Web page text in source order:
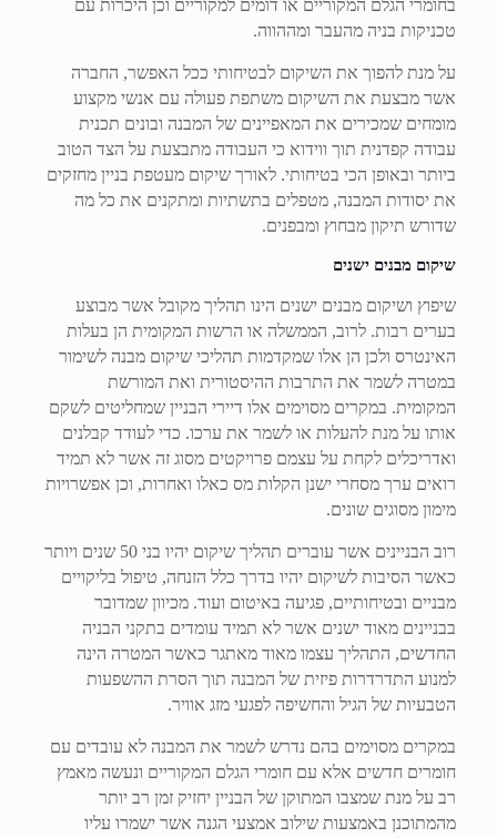
בחומרי הגלם המקוריים או דומים למקוריים וכן היכרות עם
טכניקות בניה מהעבר ומההווה.
על מנת להפוך את השיקום לבטיחותי ככל האפשר, החברה
אשר מבצעת את השיקום משתפת פעולה עם אנשי מקצוע
מומחים שמכירים את המאפיינים של המבנה ובונים תכנית
עבודה קפדנית תוך ווידוא כי העבודה מתבצעת על הצד הטוב
ביותר ובאופן הכי בטיחותי. לאורך שיקום מעטפת בניין מחזקים
את יסודות המבנה, מטפלים בתשתיות ומתקנים את כל מה
שדורש תיקון מבחוץ ומבפנים.
שיקום מבנים ישנים
שיפוץ ושיקום מבנים ישנים הינו תהליך מקובל אשר מבוצע
בערים רבות. לרוב, הממשלה או הרשות המקומית הן בעלות
האינטרס ולכן הן אלו שמקדמות תהליכי שיקום מבנה לשימור
במטרה לשמר את התרבות ההיסטורית ואת המורשת
המקומית. במקרים מסוימים אלו דיירי הבניין שמחליטים לשקם
אותו על מנת להעלות או לשמר את ערכו. כדי לעודד קבלנים
ואדריכלים לקחת על עצמם פרויקטים מסוג זה אשר לא תמיד
רואים ערך מסחרי ישנן הקלות מס כאלו ואחרות, וכן אפשרויות
מימון מסוגים שונים.
רוב הבניינים אשר עוברים תהליך שיקום יהיו בני 50 שנים ויותר
כאשר הסיבות לשיקום יהיו בדרך כלל הזנחה, טיפול בליקויים
מבניים ובטיחותיים, פגיעה באיטום ועוד. מכיוון שמדובר
בבניינים מאוד ישנים אשר לא תמיד עומדים בתקני הבניה
החדשים, התהליך עצמו מאוד מאתגר כאשר המטרה הינה
למנוע התדרדרות פיזית של המבנה תוך הסרת ההשפעות
הטבעיות של הגיל והחשיפה לפגעי מזג אוויר.
במקרים מסוימים בהם נדרש לשמר את המבנה לא עובדים עם
חומרים חדשים אלא עם חומרי הגלם המקוריים ונעשה מאמץ
רב על מנת שמצבו המתוקן של הבניין יחזיק זמן רב יותר
מהמתוכנן באמצעות שילוב אמצעי הגנה אשר ישמרו עליו